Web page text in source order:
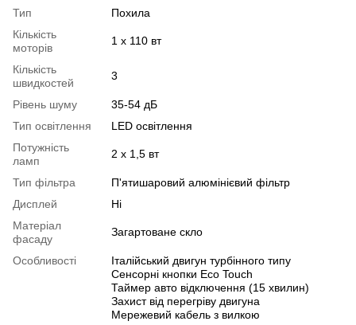
Тип
Похила
Кількість
моторів
1 x 110 вт
Кількість
швидкостей
3
Рівень шуму
35-54 дБ
Тип освітлення
LED освітлення
Потужність
ламп
2 х 1,5 вт
Тип фільтра
П'ятишаровий алюмінієвий фільтр
Дисплей
Ні
Матеріал
фасаду
Загартоване скло
Особливості
Італійський двигун турбінного типу
Сенсорні кнопки Eco Touch
Таймер авто відключення (15 хвилин)
Захист від перегріву двигуна
Мережевий кабель з вилкою